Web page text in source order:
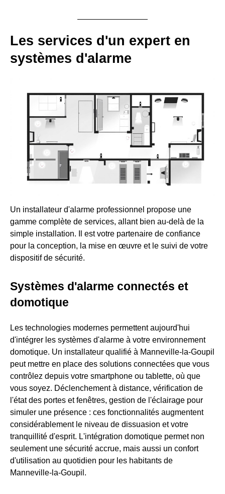
Les services d'un expert en
systèmes d'alarme
Un installateur d'alarme professionnel propose une
gamme complète de services, allant bien au-delà de la
simple installation. Il est votre partenaire de confiance
pour la conception, la mise en œuvre et le suivi de votre
dispositif de sécurité.
Systèmes d'alarme connectés et
domotique
Les technologies modernes permettent aujourd'hui
d'intégrer les systèmes d'alarme à votre environnement
domotique. Un installateur qualifié à Manneville-la-Goupil
peut mettre en place des solutions connectées que vous
contrôlez depuis votre smartphone ou tablette, où que
vous soyez. Déclenchement à distance, vérification de
l'état des portes et fenêtres, gestion de l'éclairage pour
simuler une présence : ces fonctionnalités augmentent
considérablement le niveau de dissuasion et votre
tranquillité d'esprit. L'intégration domotique permet non
seulement une sécurité accrue, mais aussi un confort
d'utilisation au quotidien pour les habitants de
Manneville-la-Goupil.